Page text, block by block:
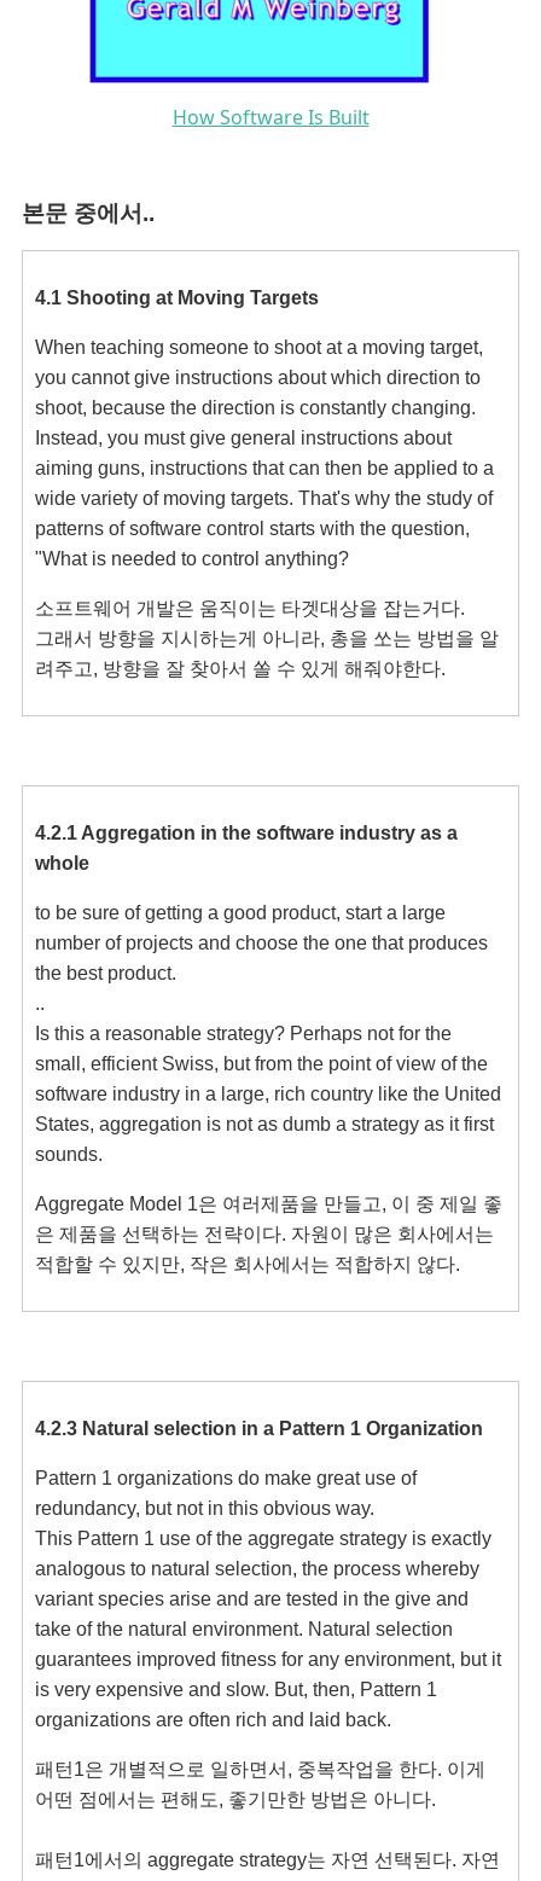
How Software Is Built
본문 중에서..
4.1 Shooting at Moving Targets
When teaching someone to shoot at a moving target,
you cannot give instructions about which direction to
shoot, because the direction is constantly changing.
Instead, you must give general instructions about
aiming guns, instructions that can then be applied to a
wide variety of moving targets. That's why the study of
patterns of software control starts with the question,
"What is needed to control anything?
소프트웨어 개발은 움직이는 타겟대상을 잡는거다.
그래서 방향을 지시하는게 아니라, 총을 쏘는 방법을 알
려주고, 방향을 잘 찾아서 쏠 수 있게 해줘야한다.
4.2.1 Aggregation in the software industry as a
whole
to be sure of getting a good product, start a large
number of projects and choose the one that produces
the best product.
..
Is this a reasonable strategy? Perhaps not for the
small, efficient Swiss, but from the point of view of the
software industry in a large, rich country like the United
States, aggregation is not as dumb a strategy as it first
sounds.
Aggregate Model 1은 여러제품을 만들고, 이 중 제일 좋
은 제품을 선택하는 전략이다. 자원이 많은 회사에서는
적합할 수 있지만, 작은 회사에서는 적합하지 않다.
4.2.3 Natural selection in a Pattern 1 Organization
Pattern 1 organizations do make great use of
redundancy, but not in this obvious way.
This Pattern 1 use of the aggregate strategy is exactly
analogous to natural selection, the process whereby
variant species arise and are tested in the give and
take of the natural environment. Natural selection
guarantees improved fitness for any environment, but it
is very expensive and slow. But, then, Pattern 1
organizations are often rich and laid back.
패턴1은 개별적으로 일하면서, 중복작업을 한다. 이게
어떤 점에서는 편해도, 좋기만한 방법은 아니다.
패턴1에서의 aggregate strategy는 자연 선택된다. 자연